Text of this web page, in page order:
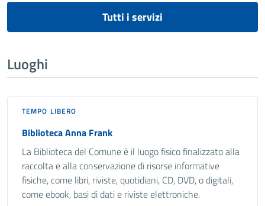
Tutti i servizi
Luoghi
TEMPO LIBERO
Biblioteca Anna Frank
La Biblioteca del Comune è il luogo fisico finalizzato alla
raccolta e alla conservazione di risorse informative
fisiche, come libri, riviste, quotidiani, CD, DVD, o digitali,
come ebook, basi di dati e riviste elettroniche.